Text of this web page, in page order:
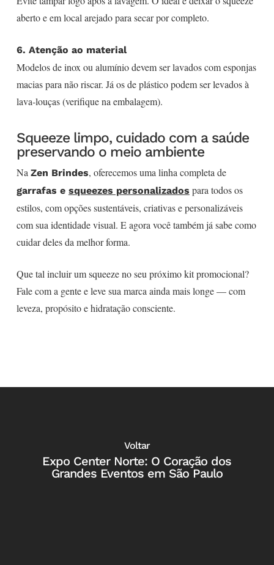
aberto e em local arejado para secar por completo.
6. Atenção ao material
Modelos de inox ou alumínio devem ser lavados com esponjas
macias para não riscar. Já os de plástico podem ser levados à
lava-louças (verifique na embalagem).
Squeeze limpo, cuidado com a saúde
preservando o meio ambiente
Na Zen Brindes, oferecemos uma linha completa de
garrafas e squeezes personalizados para todos os
estilos, com opções sustentáveis, criativas e personalizáveis
com sua identidade visual. E agora você também já sabe como
cuidar deles da melhor forma.
Que tal incluir um squeeze no seu próximo kit promocional?
Fale com a gente e leve sua marca ainda mais longe — com
leveza, propósito e hidratação consciente.
Voltar
Expo Center Norte: O Coração dos
Grandes Eventos em São Paulo